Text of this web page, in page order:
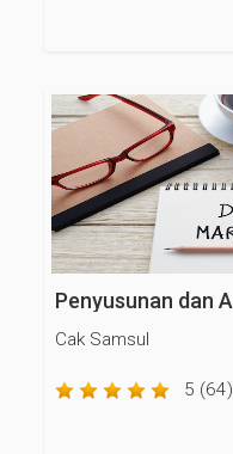
Cak Samsul
5 (64)